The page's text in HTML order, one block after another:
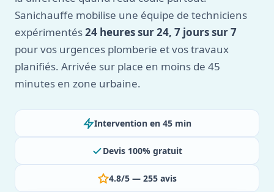
Sanichauffe mobilise une équipe de techniciens
expérimentés24 heures sur 24, 7 jours sur 7
pour vos urgences plomberie et vos travaux
planifiés. Arrivée sur place en moins de 45
minutes en zone urbaine.
Intervention en 45 min
Devis 100% gratuit
4.8/5 — 255 avis